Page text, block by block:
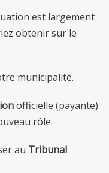
est largement
obtenir sur le
municipalité.
officielle (payante)
rôle.
au Tribunal